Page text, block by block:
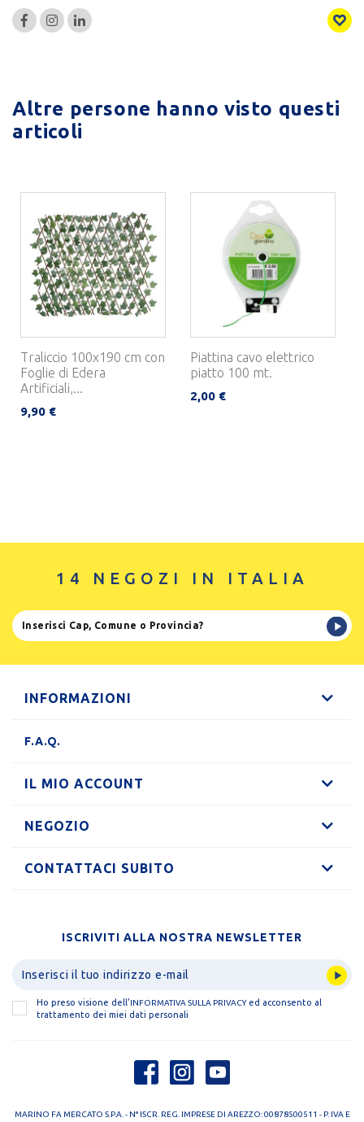
Altre persone hanno visto questi
articoli
Traliccio 100x190 cm con
Foglie di Edera
Artificiali,...
9,90 €
Piattina cavo elettrico
piatto 100 mt.
2,00 €
14 NEGOZI IN ITALIA
INFORMAZIONI
F.A.Q.
IL MIO ACCOUNT
NEGOZIO
CONTATTACI SUBITO
ISCRIVITI ALLA NOSTRA NEWSLETTER
Ho preso visione dell'INFORMATIVA SULLA PRIVACYed acconsento al
trattamento dei miei dati personali
MARINO FA MERCATO S.P.A. - N° ISCR. REG. IMPRESE DI AREZZO: 00878500511 - P. IVA E